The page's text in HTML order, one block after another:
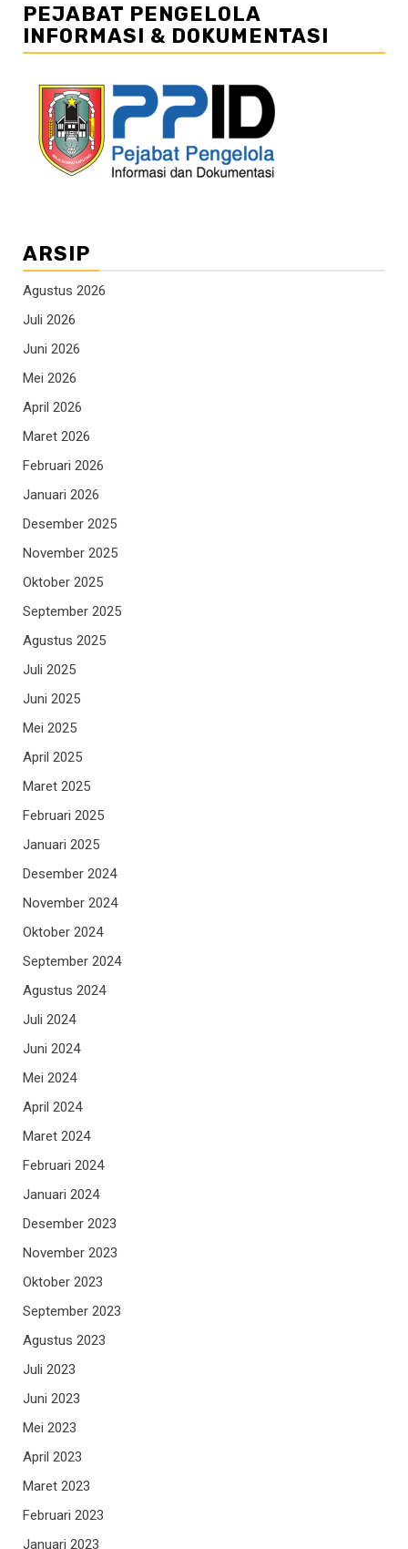
PEJABAT PENGELOLA
INFORMASI & DOKUMENTASI
ARSIP
Agustus 2026
Juli 2026
Juni 2026
Mei 2026
April 2026
Maret 2026
Februari 2026
Januari 2026
Desember 2025
November 2025
Oktober 2025
September 2025
Agustus 2025
Juli 2025
Juni 2025
Mei 2025
April 2025
Maret 2025
Februari 2025
Januari 2025
Desember 2024
November 2024
Oktober 2024
September 2024
Agustus 2024
Juli 2024
Juni 2024
Mei 2024
April 2024
Maret 2024
Februari 2024
Januari 2024
Desember 2023
November 2023
Oktober 2023
September 2023
Agustus 2023
Juli 2023
Juni 2023
Mei 2023
April 2023
Maret 2023
Februari 2023
Januari 2023